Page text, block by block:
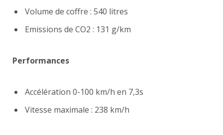
Volume de coffre : 540 litres
Emissions de CO2 : 131 g/km
Performances
Accélération 0-100 km/h en 7,3s
Vitesse maximale : 238 km/h